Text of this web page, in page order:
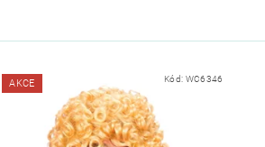
AKCE Kód: WC6346